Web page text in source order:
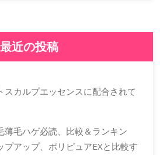
最近の投稿
スカルプエッセンスに配合されて
毛ハゲ必読、比較＆ランキン
プアップ、ポリピュアEXと比較す